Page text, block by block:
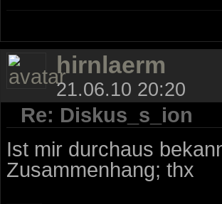
hirnlaerm
21.06.10 20:20
Re: Diskus_s_ion
Ist mir durchaus
Zusammenhang; thx